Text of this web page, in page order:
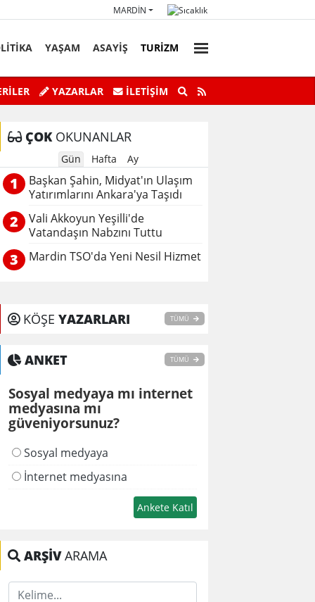
MARDIN
YAŞAM ASAYİŞ TURİZM
Personeli Günü’ne Özel Satranç
Turnuvası
YAZARLAR İLETIŞIM
ÇOKOKUNANLAR
Gün Hafta Ay
1
Başkan Şahin, Midyat'ın Ulaşım
Yatırımlarını Ankara'ya Taşıdı
2
Vali Akkoyun Yeşilli'de
Vatandaşın Nabzını Tuttu
3 Mardin TSO'da Yeni Nesil Hizmet
KÖŞE YAZARLARI TÜMÜ
ANKET TÜMÜ
Sosyal medyaya mı internet
medyasına mı
güveniyorsunuz?
Sosyal medyaya
İnternet medyasına
ARŞİVARAMA